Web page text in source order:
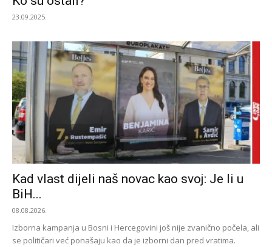
23.09.2025.
Kad vlast dijeli naš novac kao svoj: Je li u
BiH...
08.08.2026.
Izborna kampanja u Bosni i Hercegovini još nije zvanično počela, ali
se političari već ponašaju kao da je izborni dan pred vratima.